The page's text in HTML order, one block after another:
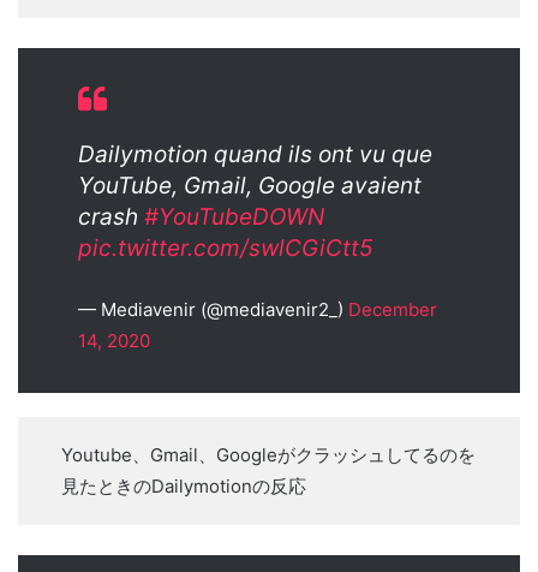
Dailymotion quand ils ont vu que
YouTube, Gmail, Google avaient
crash #YouTubeDOWN
pic.twitter.com/swlCGiCtt5
— Mediavenir (@mediavenir2_) December
14, 2020
Youtube、Gmail、Googleがクラッシュしてるのを
見たときのDailymotionの反応